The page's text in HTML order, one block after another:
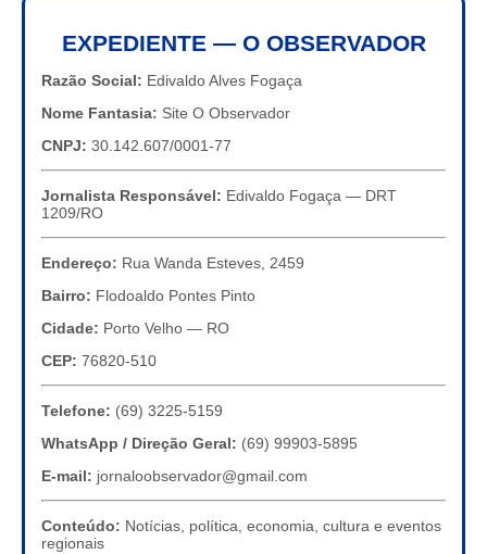
EXPEDIENTE — O OBSERVADOR
Razão Social: Edivaldo Alves Fogaça
Nome Fantasia: Site O Observador
CNPJ: 30.142.607/0001-77
Jornalista Responsável: Edivaldo Fogaça — DRT
1209/RO
Endereço: Rua Wanda Esteves, 2459
Bairro: Flodoaldo Pontes Pinto
Cidade: Porto Velho — RO
CEP: 76820-510
Telefone: (69) 3225-5159
WhatsApp / Direção Geral: (69) 99903-5895
E-mail: jornaloobservador@gmail.com
Conteúdo: Notícias, política, economia, cultura e eventos
regionais